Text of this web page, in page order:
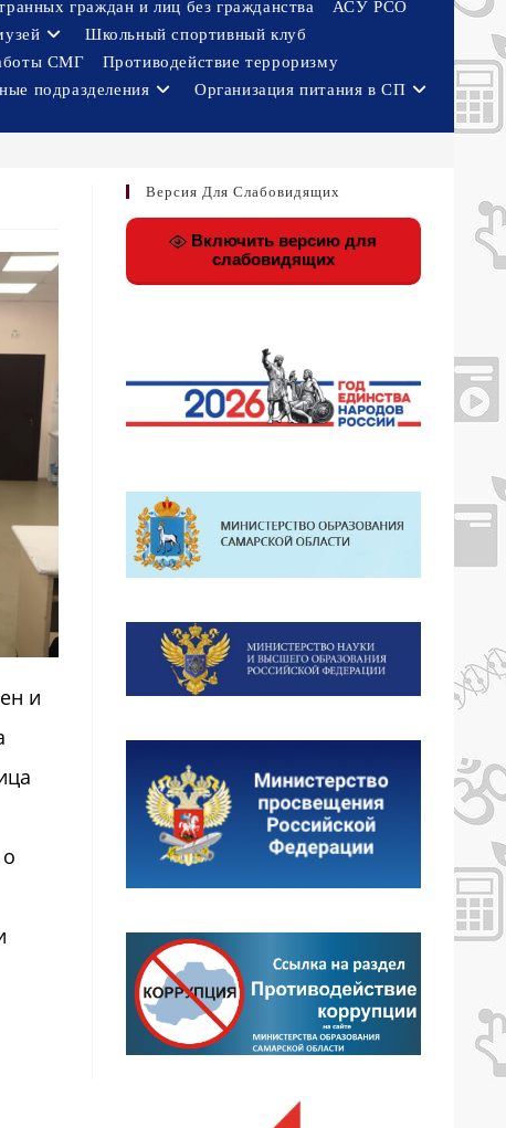
граждан и лиц без гражданства
АСУ РСО
Школьный спортивный клуб
СМГ
Противодействие терроризму
подразделения
Организация питания в СП
и
Версия Для Слабовидящих
Включить версию для
слабовидящих